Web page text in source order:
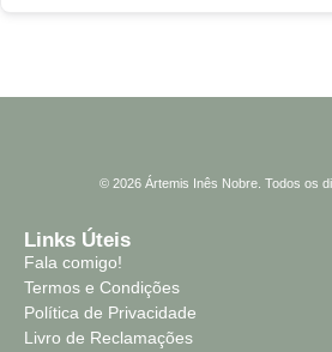
© 2026 Ártemis Inês Nobre. Todos os
Links Úteis
Fala comigo!
Termos e Condições
Política de Privacidade
Livro de Reclamações